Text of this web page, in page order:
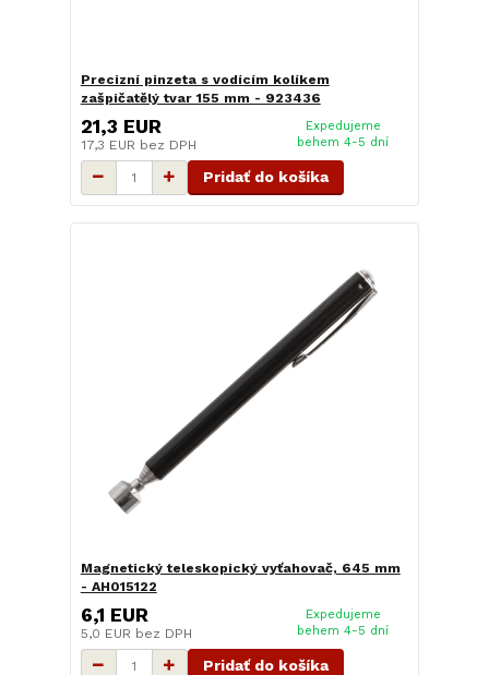
Precizní pinzeta s vodícím kolíkem
zašpičatělý tvar 155 mm - 923436
21,3 EUR
17,3 EUR bez DPH
Expedujeme
behem 4-5 dní
Pridať do košíka
Magnetický teleskopický vyťahovač, 645 mm
- AH015122
6,1 EUR
5,0 EUR bez DPH
Expedujeme
behem 4-5 dní
Pridať do košíka